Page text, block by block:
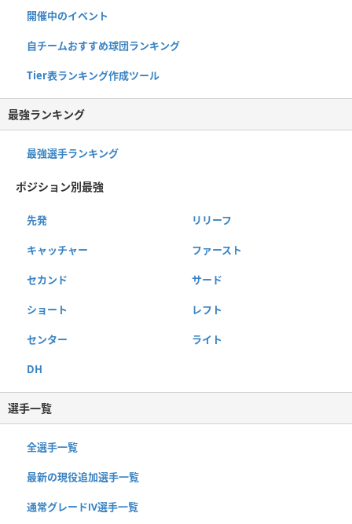
開催中のイベント
自チームおすすめ球団ランキング
Tier表ランキング作成ツール
最強ランキング
最強選手ランキング
ポジション別最強
先発 リリーフ
キャッチャー ファースト
セカンド サード
ショート レフト
センター ライト
DH
選手一覧
全選手一覧
最新の現役追加選手一覧
通常グレードⅣ選手一覧